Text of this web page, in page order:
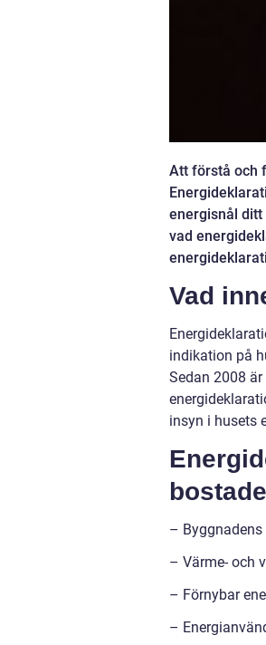
Att förstå och
energisnål ditt
vad
Vad
indikation på
Sedan 2008
insyn i husets
–
– Värme- och
– Förnybar
–